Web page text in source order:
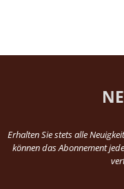
Erhalten Sie stets alle
können das Abonnement